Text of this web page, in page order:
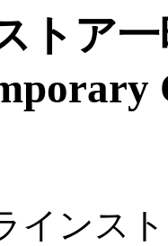
トア
インス